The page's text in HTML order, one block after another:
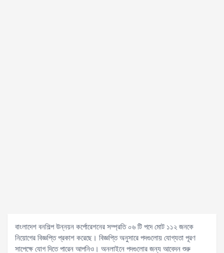
বাংলাদেশ বনশিল্প উন্নয়ন কর্পোরেশনের সম্প্রতি ০৬ টি পদে মোট ১১২ জনকে
নিয়োগের বিজ্ঞপ্তি প্রকাশ করেছে। বিজ্ঞপ্তি অনুসারে পদগুলোয় যোগ্যতা পূরণ
সাপেক্ষে যোগ দিতে পারেন আপনিও। অনলাইনে পদগুলোর জন্য আবেদন শুরু